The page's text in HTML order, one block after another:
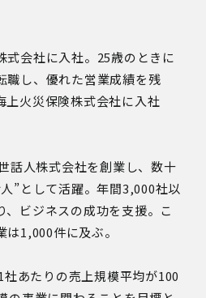
式会社に入社。25歳のときに
職し、優れた営業成績を残
上火災保険株式会社に入社
話人株式会社を創業し、数十
”として活躍。年間3,000社以
、ビジネスの成功を支援。こ
1,000件に及ぶ。
社あたりの売上規模平均が100